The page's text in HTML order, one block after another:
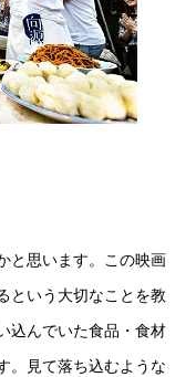
と思います。この映画
という大切なことを教
込んでいた食品・食材
。見て落ち込むような